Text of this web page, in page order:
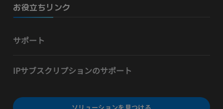
お役立ちリンク
サポート
IPサブスクリプションのサポート
ソリューションを見つける